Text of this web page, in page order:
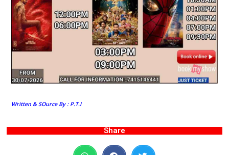
Written & SOurce By : P.T.I
Share